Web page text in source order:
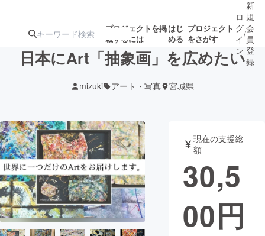
プロジェクトを掲
載するには
はじ
める
プロジェクト
をさがす
アート・写真
テクノロジー・ガジェット ゲーム・サ
映像・映画
ロ
グ
イ
ン
/
新
規
会
員
登
録
日本にArt「抽象画」を広めたい
mizuki アート・写真 宮城県
現在の支援総
額
30,5
00円